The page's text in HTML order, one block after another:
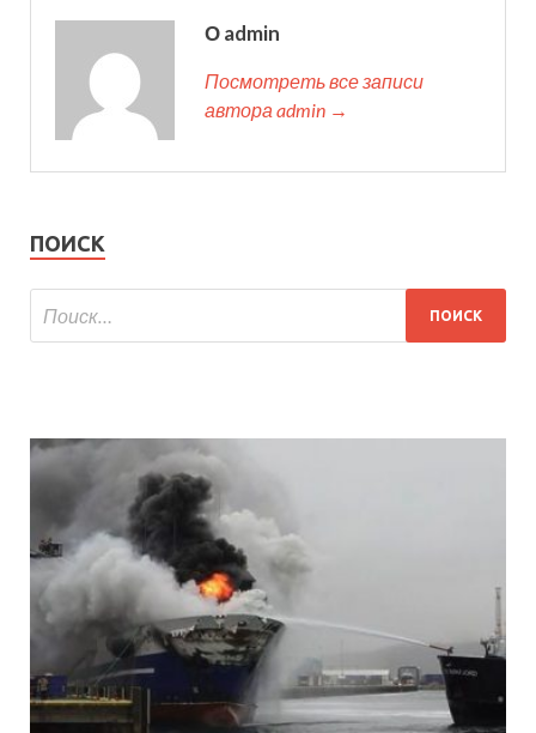
О admin
Посмотреть все записи
автора admin →
ПОИСК